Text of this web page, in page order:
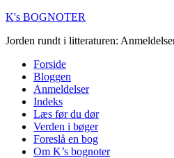
K's BOGNOTER
Jorden rundt i litteraturen:
Forside
Bloggen
Anmeldelser
Indeks
Læs før du dør
Verden i bøger
Foreslå en bog
Om K’s bognoter